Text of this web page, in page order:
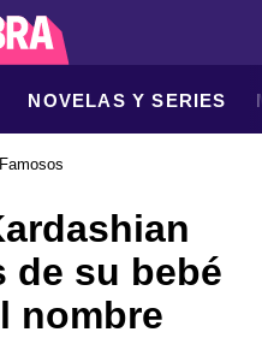
NOVELAS Y SERIES
Famosos
de su bebé
nombre